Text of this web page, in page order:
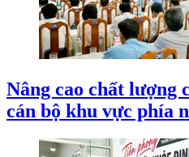
Nâng cao chất lượng
cán bộ khu vực phía